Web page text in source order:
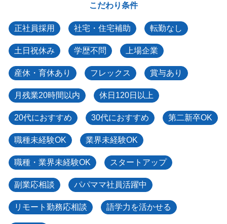
こだわり条件
正社員採用 社宅・住宅補助 転勤なし
土日祝休み 学歴不問 上場企業
産休・育休あり フレックス 賞与あり
月残業20時間以内 休日120日以上
20代におすすめ 30代におすすめ 第二新卒OK
職種未経験OK 業界未経験OK
職種・業界未経験OK スタートアップ
副業応相談 パパママ社員活躍中
リモート勤務応相談 語学力を活かせる